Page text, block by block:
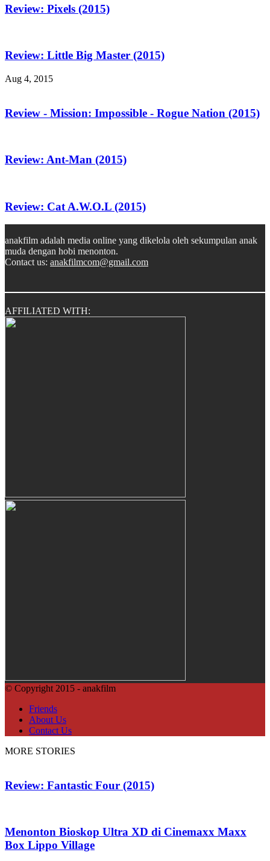
Review: Pixels (2015)
Review: Little Big Master (2015)
Aug 4, 2015
Review - Mission: Impossible - Rogue Nation (2015)
Review: Ant-Man (2015)
Review: Cat A.W.O.L (2015)
anakfilm adalah media online yang dikelola oleh sekumpulan anak
muda dengan hobi menonton.
Contact us: anakfilmcom@gmail.com
AFFILIATED WITH:
© Copyright 2015 - anakfilm
Friends
About Us
Contact Us
MORE STORIES
Review: Fantastic Four (2015)
Menonton Bioskop Ultra XD di Cinemaxx Maxx
Box Lippo Village